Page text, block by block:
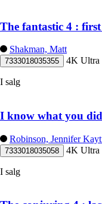
The fantastic 4 : first
Shakman, Matt
7333018035355 4K Ultra
I salg
I know what you
Robinson, Jennifer
7333018035058 4K Ultra
I salg